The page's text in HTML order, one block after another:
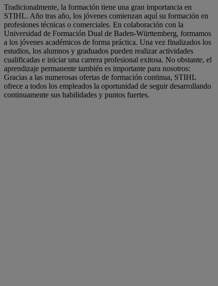
Tradicionalmente, la formación tiene una gran importancia en
STIHL. Año tras año, los jóvenes comienzan aquí su formación en
profesiones técnicas o comerciales. En colaboración con la
Universidad de Formación Dual de Baden-Württemberg, formamos
a los jóvenes académicos de forma práctica. Una vez finalizados los
estudios, los alumnos y graduados pueden realizar actividades
cualificadas e iniciar una carrera profesional exitosa. No obstante, el
aprendizaje permanente también es importante para nosotros:
Gracias a las numerosas ofertas de formación continua, STIHL
ofrece a todos los empleados la oportunidad de seguir desarrollando
continuamente sus habilidades y puntos fuertes.